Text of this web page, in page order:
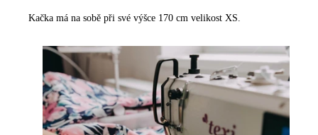
Y
A
L
H
O
Y
A
T
Y
Kačka má na sobě při své výšce 170 cm velikost XS.